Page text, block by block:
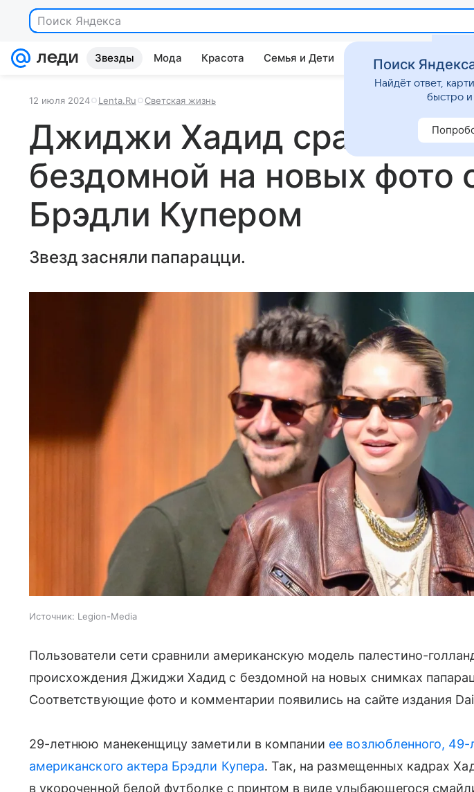
Поиск Яндекса
Звезды Мода Красота Семья и Дети Дом Гороскопы
12 июля 2024 Lenta.Ru Светская жизнь
Джиджи Хадид сравнили
бездомной на новых фото
Брэдли Купером
Звезд засняли папарацци.
Источник: Legion-Media
Пользователи сети сравнили американскую модель палестино-
происхождения Джиджи Хадид с бездомной на новых снимках
Соответствующие фото и комментарии появились на сайте издания
29-летнюю манекенщицу заметили в компании ее возлюбленного, 49-
американского актера Брэдли Купера. Так, на размещенных кадрах
в укороченной белой футболке с принтом в виде улыбающегося
Поиск
Найдёт ответ,
быстро и